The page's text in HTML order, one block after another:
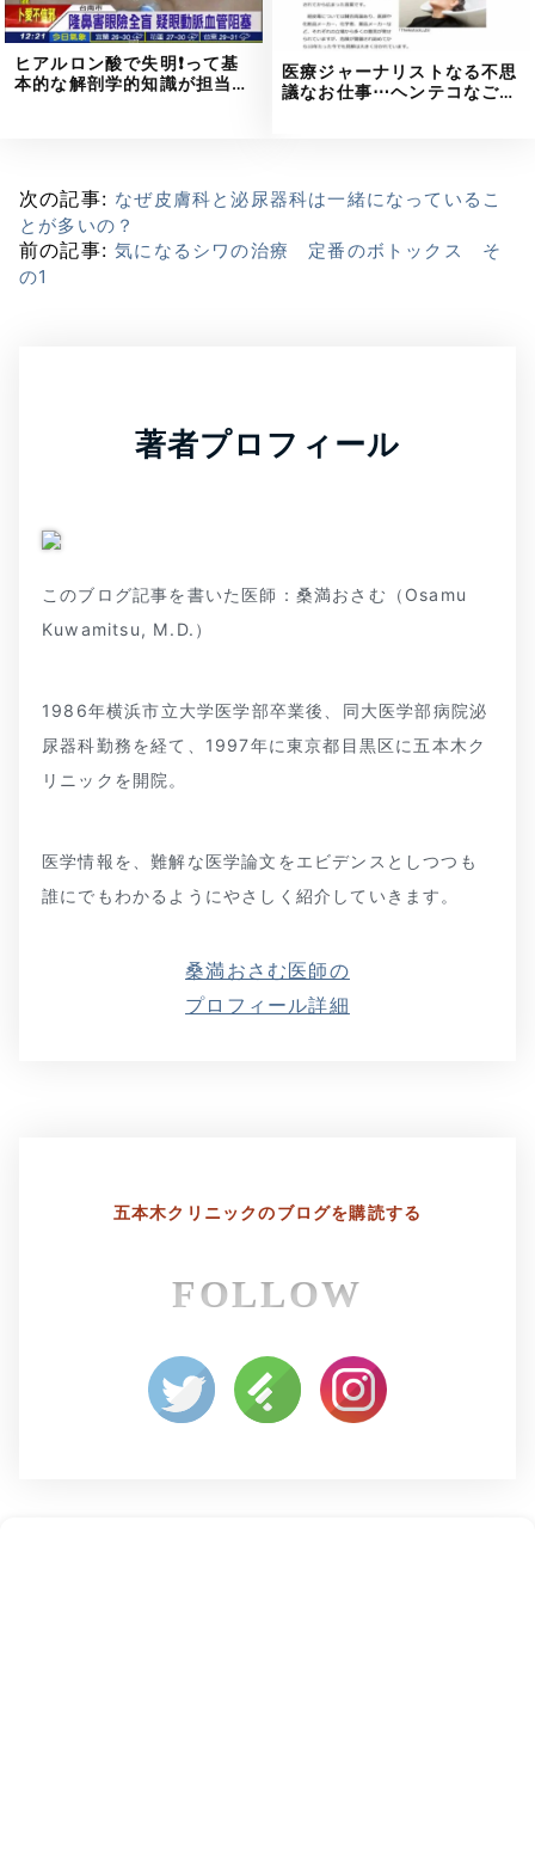
ヒアルロン酸で失明❗って基
本的な解剖学的知識が担当…
医療ジャーナリストなる不思
議なお仕事⋯ヘンテコなご…
次の記事: なぜ皮膚科と泌尿器科は一緒になっているこ
とが多いの？
前の記事:気になるシワの治療 定番のボトックス そ
の1
著者プロフィール
このブログ記事を書いた医師：桑満おさむ（Osamu
Kuwamitsu, M.D.）
1986年横浜市立大学医学部卒業後、同大医学部病院泌
尿器科勤務を経て、1997年に東京都目黒区に五本木ク
リニックを開院。
医学情報を、難解な医学論文をエビデンスとしつつも
誰にでもわかるようにやさしく紹介していきます。
桑満おさむ医師の
プロフィール詳細
五本木クリニックのブログを購読する
FOLLOW